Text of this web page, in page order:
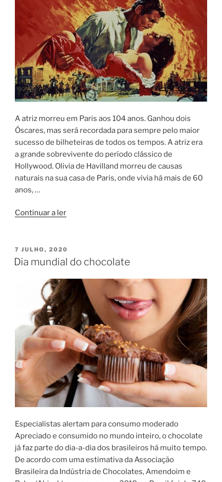
A atriz morreu em Paris aos 104 anos. Ganhou dois
Óscares, mas será recordada para sempre pelo maior
sucesso de bilheteiras de todos os tempos. A atriz era
a grande sobrevivente do período clássico de
Hollywood. Olivia de Havilland morreu de causas
naturais na sua casa de Paris, onde vivia há mais de 60
anos, …
Continuar a ler““E
vento
levou””
PUBLICADO
EM
7 JULHO, 2020
Dia mundial do chocolate
Especialistas alertam para consumo moderado
Apreciado e consumido no mundo inteiro, o chocolate
já faz parte do dia-a-dia dos brasileiros há muito tempo.
De acordo com uma estimativa da Associação
Brasileira da Indústria de Chocolates, Amendoim e